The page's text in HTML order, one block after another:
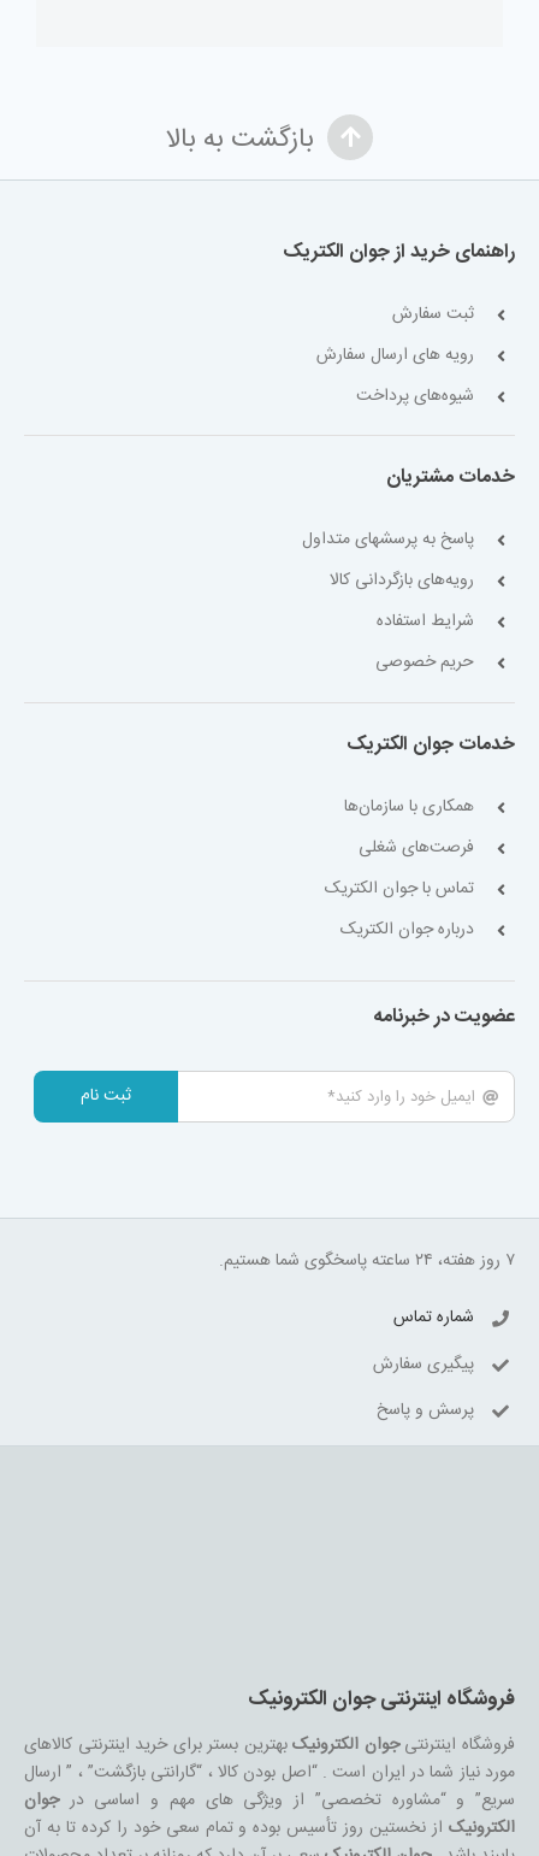
بازگشت به بالا
راهنمای خرید از جوان الکتریک
ثبت سفارش
رویه های ارسال سفارش
شیوه‌های پرداخت
خدمات مشتریان
پاسخ به پرسشهای متداول
رویه‌های بازگردانی کالا
شرایط استفاده
حریم خصوصی
خدمات جوان الکتریک
همکاری با سازمان‌ها
فرصت‌های شغلی
تماس با جوان الکتریک
درباره جوان الکتریک
عضویت در خبرنامه
ثبت نام
۷ روز هفته، ۲۴ ساعته پاسخگوی شما هستیم.
شماره تماس
پیگیری سفارش
پرسش و پاسخ
فروشگاه اینترنتی جوان الکترونیک
فروشگاه اینترنتیجوان الکترونیکبهترین بستر برای خرید اینترنتی کالاهای
مورد نیاز شما در ایران است . “اصل بودن کالا ، “گارانتی بازگشت” ، ” ارسال
سریع” و “مشاوره تخصصی” از ویژگی های مهم و اساسی درجوان
الکترونیکاز نخستین روز تأسیس بوده و تمام سعی خود را کرده تا به آن